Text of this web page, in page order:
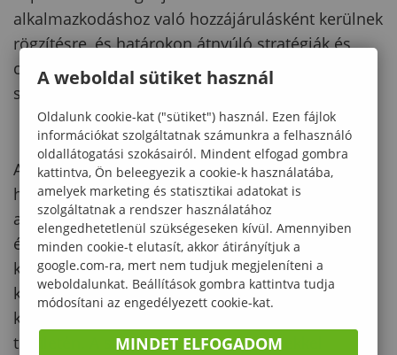
alkalmazkodáshoz való hozzájárulásként kerülnek
rögzítésre, és határokon átnyúló stratégiák és
cselekvési tervek születnek a programrégió
számára.
A projekten belül tudományos kutatás és know-
how transzfer valósul meg a Soproni Egyetem és
a Forschung Burgenland között az
éghajlatváltozáshoz való alkalmazkodás, a
körforgásos gazdaság, a károsanyag
kibocsátáscsökkentés és a tájvédelmi területek
kezelése, valamint a mező- és erdőgazdálkodás
területén. A stratégiai projektpartnerekkel
A weboldal sütiket használ
Oldalunk cookie-kat ("sütiket") használ. Ezen fájlok
információkat szolgáltatnak számunkra a felhasználó
oldallátogatási szokásairól. Mindent elfogad gombra
kattintva, Ön beleegyezik a cookie-k használatába,
amelyek marketing és statisztikai adatokat is
szolgáltatnak a rendszer használatához
elengedhetetlenül szükségeseken kívül. Amennyiben
minden cookie-t elutasít, akkor átirányítjuk a
google.com-ra, mert nem tudjuk megjeleníteni a
weboldalunkat. Beállítások gombra kattintva tudja
módosítani az engedélyezett cookie-kat.
MINDET ELFOGADOM